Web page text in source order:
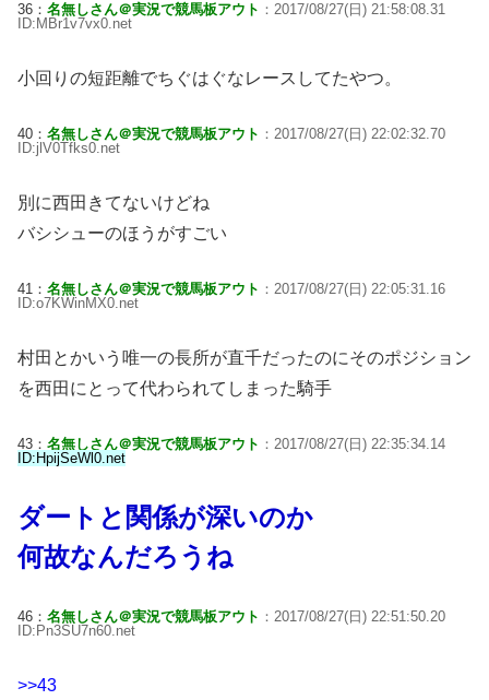
36： 名無しさん＠実況で競馬板アウト ：2017/08/27(日) 21:58:08.31
ID:MBr1v7vx0.net
小回りの短距離でちぐはぐなレースしてたやつ。
40： 名無しさん＠実況で競馬板アウト ：2017/08/27(日) 22:02:32.70
ID:jlV0Tfks0.net
別に西田きてないけどね
バシシューのほうがすごい
41： 名無しさん＠実況で競馬板アウト ：2017/08/27(日) 22:05:31.16
ID:o7KWinMX0.net
村田とかいう唯一の長所が直千だったのにそのポジション
を西田にとって代わられてしまった騎手
43： 名無しさん＠実況で競馬板アウト ：2017/08/27(日) 22:35:34.14
ID:HpijSeWl0.net
ダートと関係が深いのか
何故なんだろうね
46： 名無しさん＠実況で競馬板アウト ：2017/08/27(日) 22:51:50.20
ID:Pn3SU7n60.net
>>43